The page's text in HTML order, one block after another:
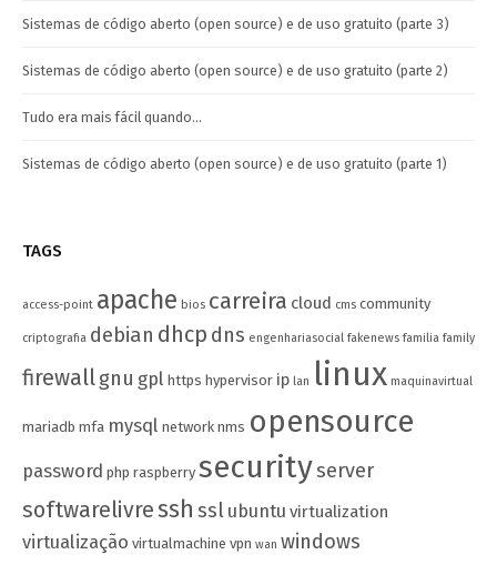
Sistemas de código aberto (open source) e de uso gratuito (parte 3)
Sistemas de código aberto (open source) e de uso gratuito (parte 2)
Tudo era mais fácil quando…
Sistemas de código aberto (open source) e de uso gratuito (parte 1)
TAGS
access-point apache bios carreira cloud cms community
criptografia debian dhcp dns engenhariasocial fakenews familia family
firewallgnu gpl https hypervisor ip lan linux maquinavirtual
mariadb mfa mysql network nms opensource
password php raspberry securityserver
softwarelivressh ssl ubuntu virtualization
virtualização virtualmachine vpn wan windows